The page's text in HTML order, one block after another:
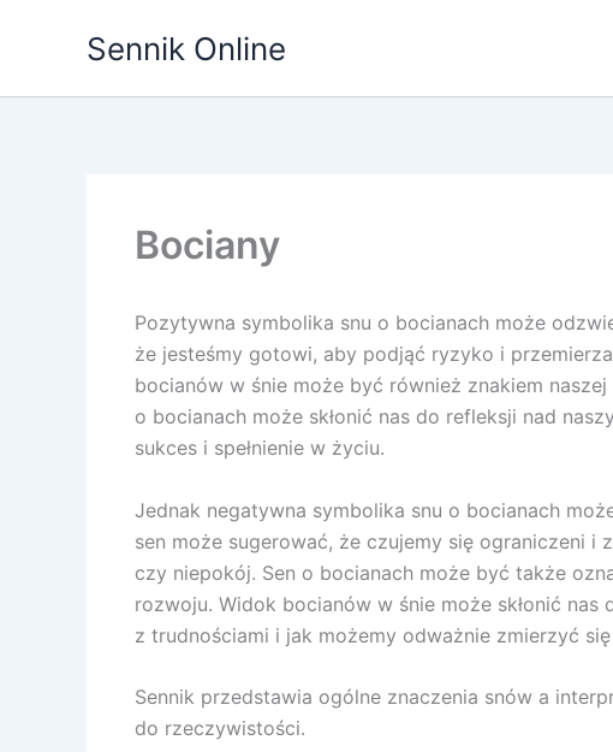
Sennik Online
Bociany
Pozytywna symbolika snu o bocianach może
że jesteśmy gotowi, aby podjąć ryzyko i
bocianów w śnie może być również znakiem
o bocianach może skłonić nas do refleksji nad
sukces i spełnienie w życiu.
Jednak negatywna symbolika snu o bocianach
sen może sugerować, że czujemy się ograniczeni
czy niepokój. Sen o bocianach może być także
rozwoju. Widok bocianów w śnie może skłonić
z trudnościami i jak możemy odważnie zmierzyć
Sennik przedstawia ogólne znaczenia snów a
do rzeczywistości.